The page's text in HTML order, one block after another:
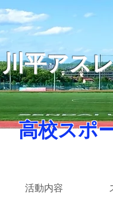
川平アス
高校スポ
活動内容